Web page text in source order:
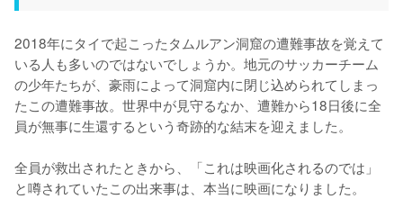
2018年にタイで起こったタムルアン洞窟の遭難事故を覚えて
いる人も多いのではないでしょうか。地元のサッカーチーム
の少年たちが、豪雨によって洞窟内に閉じ込められてしまっ
たこの遭難事故。世界中が見守るなか、遭難から18日後に全
員が無事に生還するという奇跡的な結末を迎えました。
全員が救出されたときから、「これは映画化されるのでは」
と噂されていたこの出来事は、本当に映画になりました。